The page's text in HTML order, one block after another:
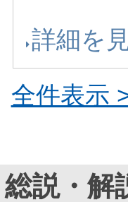
詳細を
全件表示
総説・解